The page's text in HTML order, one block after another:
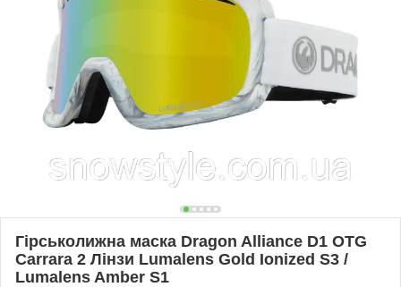
Гірськолижна маска Dragon Alliance D1 OTG
Carrara 2 Лінзи Lumalens Gold Ionized S3 /
Lumalens Amber S1